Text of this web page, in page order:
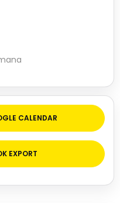
CALENDAR
EXPORT